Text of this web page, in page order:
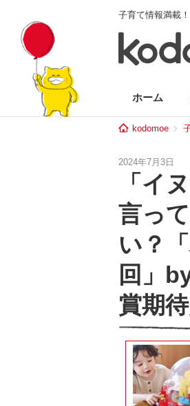
子育て情報満載
ホーム
kodomoe
2024年7月3日
「イ
言っ
い？
回」
賞期